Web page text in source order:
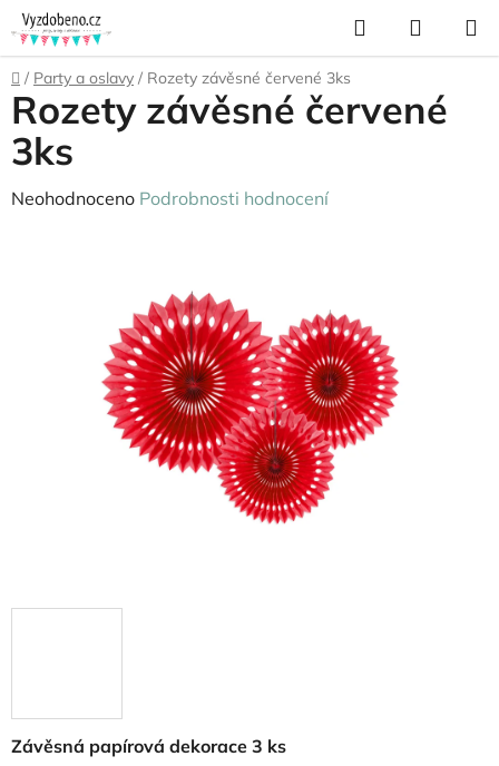
Přejít
na
obsah
Hledat
KOŠÍK
Domů
/ Party a oslavy / Rozety závěsné červené 3ks
Závěsná papírová dekorace 3 ks
Rozety závěsné červené
3ks
Průměrné
Neohodnoceno Podrobnosti hodnocení